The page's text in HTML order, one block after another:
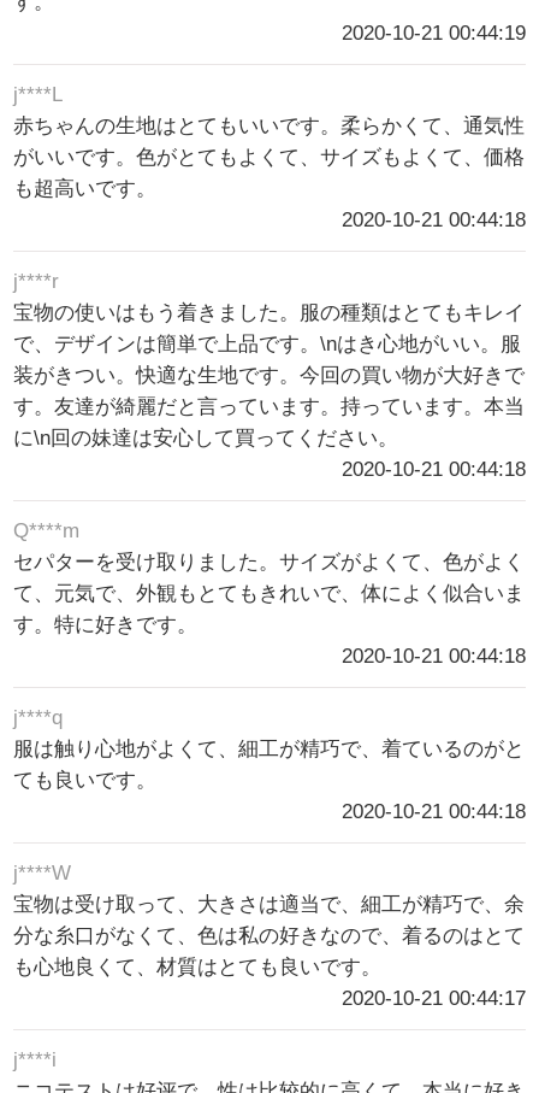
2020-10-21 00:44:19
j****L
赤ちゃんの生地はとてもいいです。柔らかくて、通気性
がいいです。色がとてもよくて、サイズもよくて、価格
も超高いです。
2020-10-21 00:44:18
j****r
宝物の使いはもう着きました。服の種類はとてもキレイ
で、デザインは簡単で上品です。\nはき心地がいい。服
装がきつい。快適な生地です。今回の買い物が大好きで
す。友達が綺麗だと言っています。持っています。本当
に\n回の妹達は安心して買ってください。
2020-10-21 00:44:18
Q****m
セパターを受け取りました。サイズがよくて、色がよく
て、元気で、外観もとてもきれいで、体によく似合いま
す。特に好きです。
2020-10-21 00:44:18
j****q
服は触り心地がよくて、細工が精巧で、着ているのがと
ても良いです。
2020-10-21 00:44:18
j****W
宝物は受け取って、大きさは適当で、細工が精巧で、余
分な糸口がなくて、色は私の好きなので、着るのはとて
も心地良くて、材質はとても良いです。
2020-10-21 00:44:17
j****i